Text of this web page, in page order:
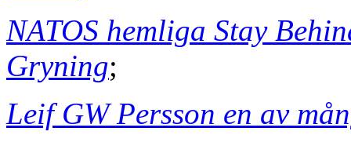
NATOS hemliga Stay
Gryning;
Leif GW Persson en av